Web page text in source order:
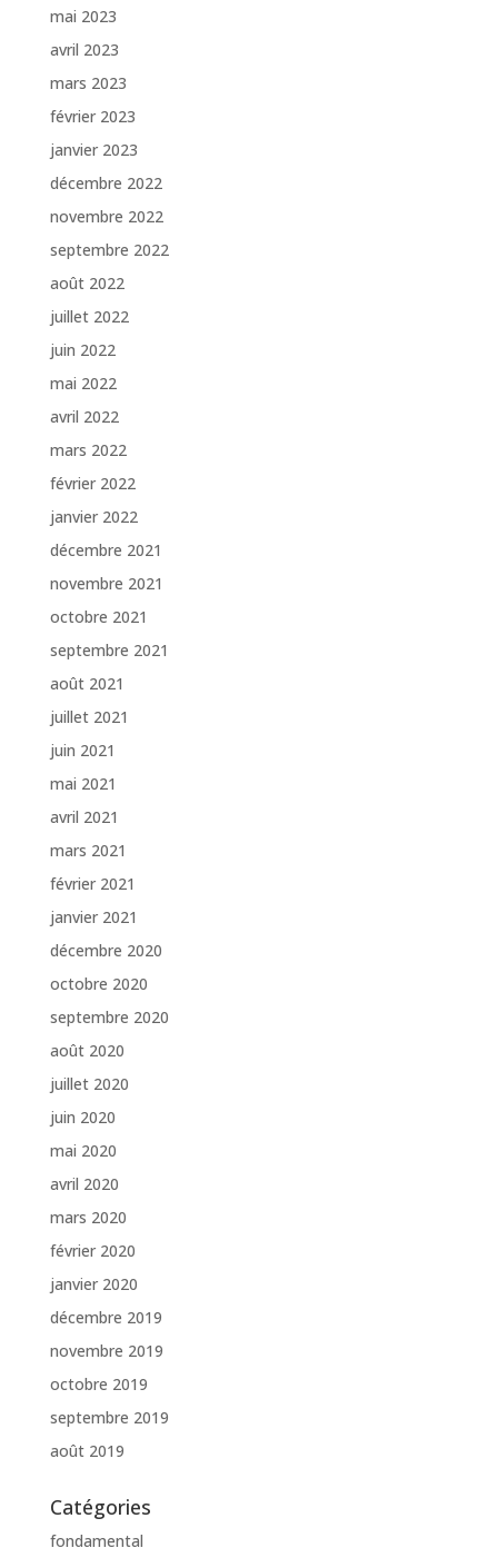
mai 2023
avril 2023
mars 2023
février 2023
janvier 2023
décembre 2022
novembre 2022
septembre 2022
août 2022
juillet 2022
juin 2022
mai 2022
avril 2022
mars 2022
février 2022
janvier 2022
décembre 2021
novembre 2021
octobre 2021
septembre 2021
août 2021
juillet 2021
juin 2021
mai 2021
avril 2021
mars 2021
février 2021
janvier 2021
décembre 2020
octobre 2020
septembre 2020
août 2020
juillet 2020
juin 2020
mai 2020
avril 2020
mars 2020
février 2020
janvier 2020
décembre 2019
novembre 2019
octobre 2019
septembre 2019
août 2019
Catégories
fondamental